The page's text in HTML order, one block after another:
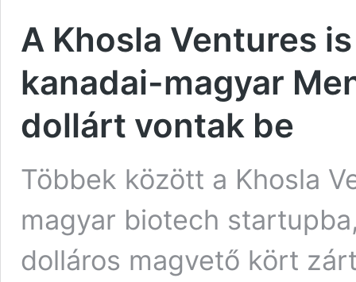
A Khosla Ventures
kanadai-magyar
dollárt vontak be
Többek között a Khosla
magyar biotech
dolláros magvető kört